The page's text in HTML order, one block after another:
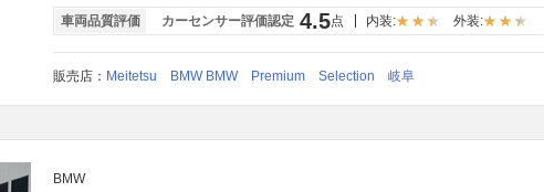
車両品質評価 カーセンサー評価認定 4.5点 内装: 外装:
販売店： Meitetsu BMW BMW Premium Selection 岐阜
BMW